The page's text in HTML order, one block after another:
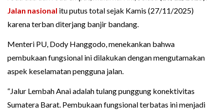
Jalan nasional itu putus total sejak Kamis (27/11/2025)
karena terban diterjang banjir bandang.
Menteri PU, Dody Hanggodo, menekankan bahwa
pembukaan fungsional ini dilakukan dengan mengutamakan
aspek keselamatan pengguna jalan.
“Jalur Lembah Anai adalah tulang punggung konektivitas
Sumatera Barat. Pembukaan fungsional terbatas ini menjadi